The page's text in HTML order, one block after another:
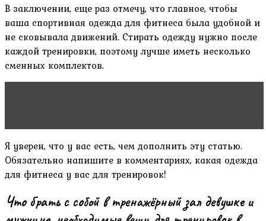
В заключении, еще раз отмечу, что главное, чтобы
ваша спортивная одежда для фитнеса была удобной и
не сковывала движений. Стирать одежду нужно после
каждой тренировки, поэтому лучше иметь несколько
сменных комплектов.
Я уверен, что у вас есть, чем дополнить эту статью.
Обязательно напишите в комментариях, какая одежда
для фитнеса у вас для тренировок!
Что брать с собой в тренажёрный зал девушке и